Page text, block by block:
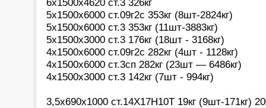
5х1500х6000 ст.09г2с 353кг (8шт-2824кг)
5х1500х6000 ст.3 353кг (11шт-3883кг)
5х1500х3000 ст.3 176кг (18шт - 3168кг)
4х1500х6000 ст.09г2с 282кг (4шт - 1128кг)
4х1500х6000 ст.3сп 282кг (23шт — 6486кг)
4х1500х3000 ст.3 142кг (7шт - 994кг)
3,5х690х1000 ст.14Х17Н10Т 19кг (9шт-171кг)